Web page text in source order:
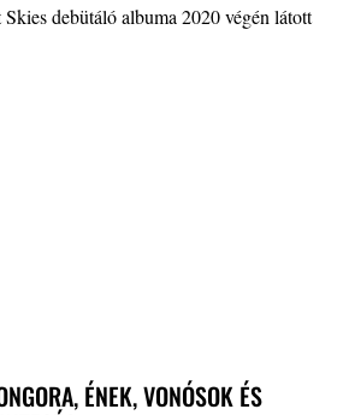
debütáló albuma 2020 végén látott
ÉNEK, VONÓSOK ÉS